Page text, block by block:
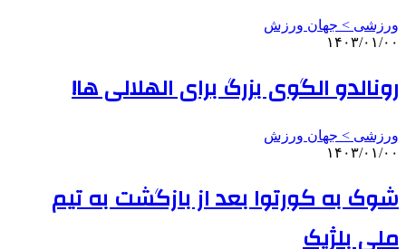
ورزشی > جهان ورزش
۱۴۰۳/۰۱/۰۰
رونالدو الگوی بزرگ برای الهلالی ها!
ورزشی > جهان ورزش
۱۴۰۳/۰۱/۰۰
شوک به کورتوا بعد از بازگشت به تیم
ملی بلژیک